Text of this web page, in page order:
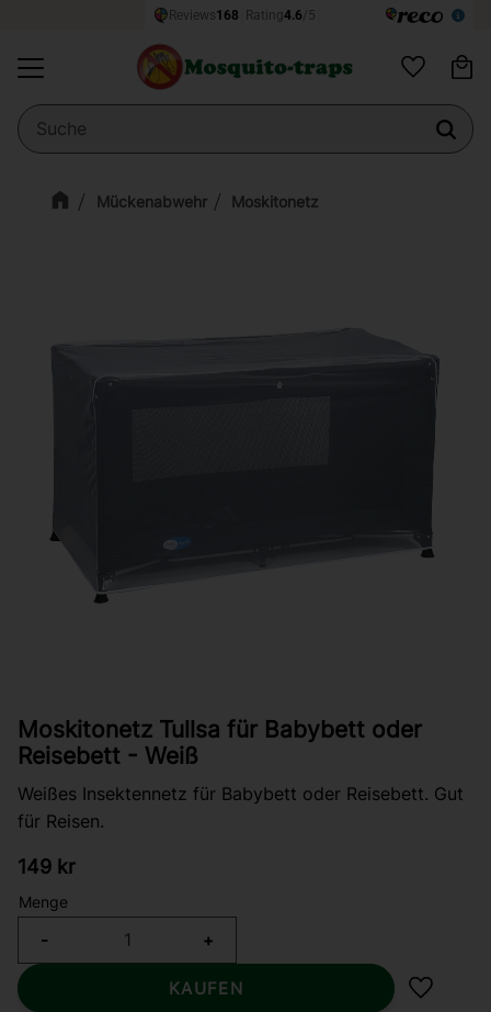
Favoriten
Mückenabwehr Moskitonetz
Moskitonetz Tullsa für Babybett oder
Reisebett - Weiß
Weißes Insektennetz für Babybett oder Reisebett. Gut
für Reisen.
149 kr
Menge
+
-
KAUFEN
Zu